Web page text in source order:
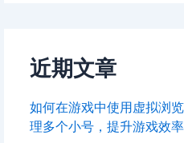
近期文章
如何在游戏中使用虚拟浏
理多个小号，提升游戏效率